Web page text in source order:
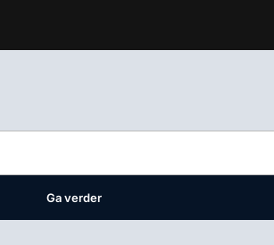
voor staat. Op gebruik van deze site zijn de
Ga verder